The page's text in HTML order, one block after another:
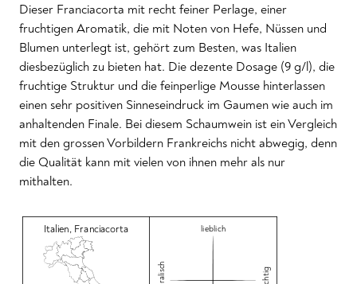
Dieser Franciacorta mit recht feiner Perlage, einer
fruchtigen Aromatik, die mit Noten von Hefe, Nüssen und
Blumen unterlegt ist, gehört zum Besten, was Italien
diesbezüglich zu bieten hat. Die dezente Dosage (9 g/l), die
fruchtige Struktur und die feinperlige Mousse hinterlassen
einen sehr positiven Sinneseindruck im Gaumen wie auch im
anhaltenden Finale. Bei diesem Schaumwein ist ein Vergleich
mit den grossen Vorbildern Frankreichs nicht abwegig, denn
die Qualität kann mit vielen von ihnen mehr als nur
mithalten.
Italien, Franciacorta lieblich